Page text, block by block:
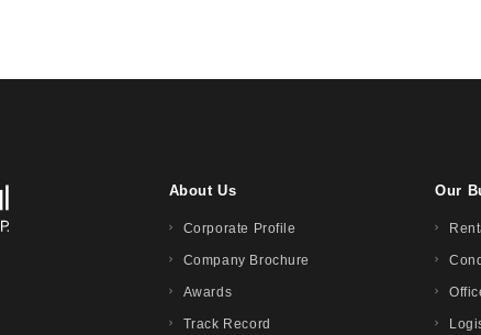
About Us
Corporate Profile
Company Brochure
Awards
Track Record
Our